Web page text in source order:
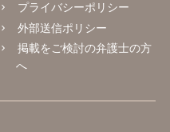
プライバシーポリシー
外部送信ポリシー
掲載をご検討の弁護士の方
へ